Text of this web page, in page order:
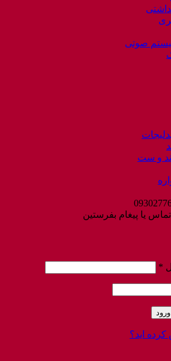
صوتی
و ست
یا پیغام بفرستین
*
ورود
اید؟